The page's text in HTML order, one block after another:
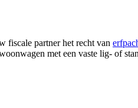
fiscale partner het recht van
met een vaste lig- of